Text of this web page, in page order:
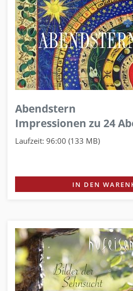
Abendstern
Impressionen zu 24
Laufzeit: 96:00 (133 MB)
IN DEN